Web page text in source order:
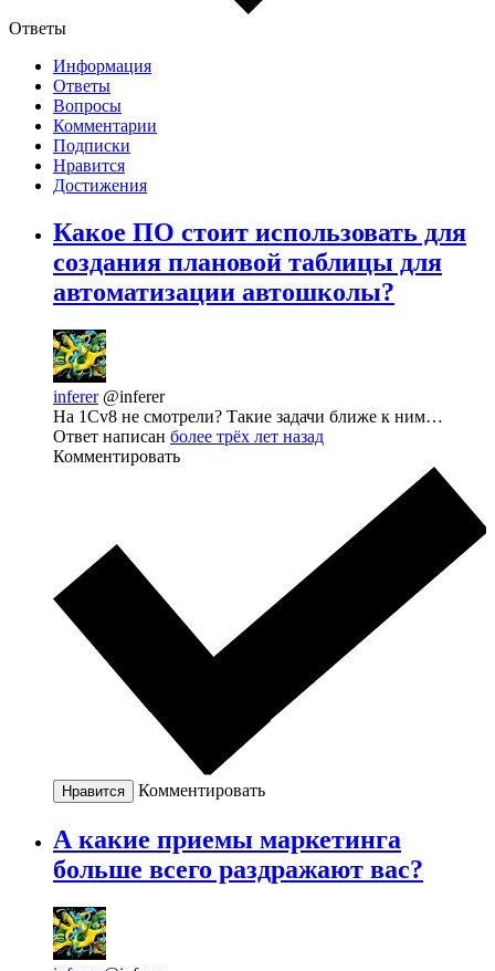
Ответы
Информация
Ответы
Вопросы
Комментарии
Подписки
Нравится
Достижения
Какое ПО стоит использовать для
создания плановой таблицы для
автоматизации автошколы?
inferer @inferer
На 1Сv8 не смотрели? Такие задачи ближе к ним…
Ответ написан более трёх лет назад
Комментировать
Нравится Комментировать
А какие приемы маркетинга
больше всего раздражают вас?